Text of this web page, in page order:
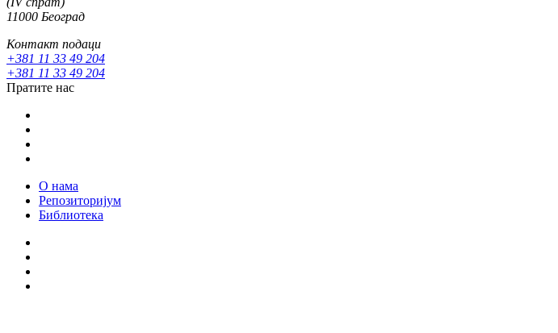
11000 Београд
Контакт подаци
+381 11 33 49 204
+381 11 33 49 204
Пратите нас
О нама
Репозиторијум
Библиотека